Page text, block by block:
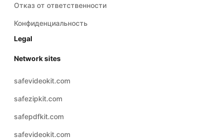
Отказ от ответственности
Конфиденциальность
Legal
Network sites
safevideokit.com
safezipkit.com
safepdfkit.com
safevideokit.com